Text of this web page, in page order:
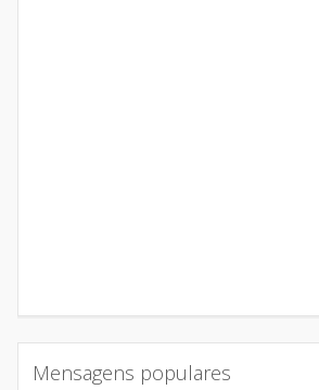
Mensagens populares